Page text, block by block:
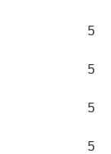
5
5
5
5